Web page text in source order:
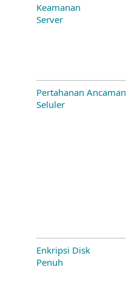
Keamanan
Server
Pertahanan Ancaman
Seluler
Enkripsi Disk
Penuh